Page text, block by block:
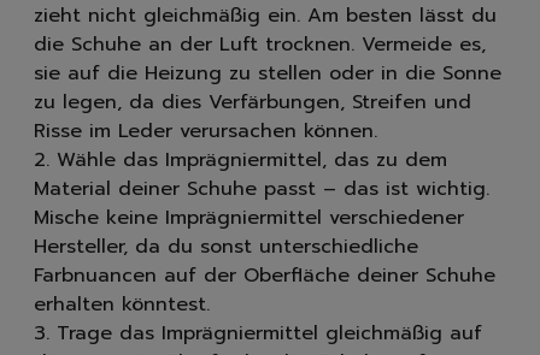
zieht nicht gleichmäßig ein. Am besten lässt du
die Schuhe an der Luft trocknen. Vermeide es,
sie auf die Heizung zu stellen oder in die Sonne
zu legen, da dies Verfärbungen, Streifen und
Risse im Leder verursachen können.
2. Wähle das Imprägniermittel, das zu dem
Material deiner Schuhe passt – das ist wichtig.
Mische keine Imprägniermittel verschiedener
Hersteller, da du sonst unterschiedliche
Farbnuancen auf der Oberfläche deiner Schuhe
erhalten könntest.
3. Trage das Imprägniermittel gleichmäßig auf